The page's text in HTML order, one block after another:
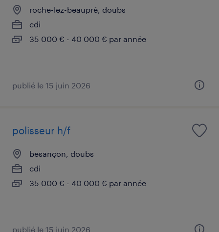
roche-lez-beaupré, doubs
cdi
35 000 € - 40 000 € par année
publié le 15 juin 2026
polisseur h/f
besançon, doubs
cdi
35 000 € - 40 000 € par année
publié le 15 juin 2026